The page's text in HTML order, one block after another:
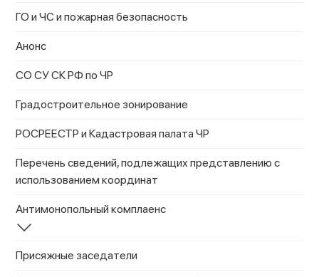
ГО и ЧС и пожарная безопасность
Анонс
СО СУ СК РФ по ЧР
Градостроительное зонирование
РОСРЕЕСТР и Кадастровая палата ЧР
Перечень сведений, подлежащих представлению с
использованием координат
Антимонопольный комплаенс
Присяжные заседатели